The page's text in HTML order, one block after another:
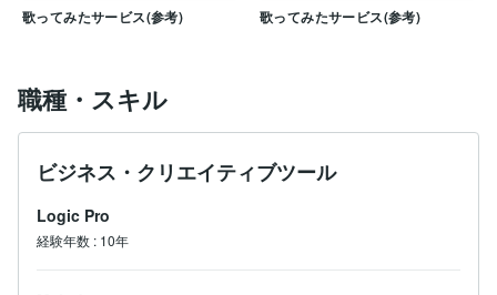
歌ってみたサービス(参考) 歌ってみたサービス(参考)
職種・スキル
ビジネス・クリエイティブツール
Logic Pro
経験年数 : 10年